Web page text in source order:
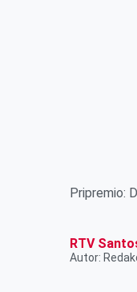
Pripremio:
RTV
Autor: